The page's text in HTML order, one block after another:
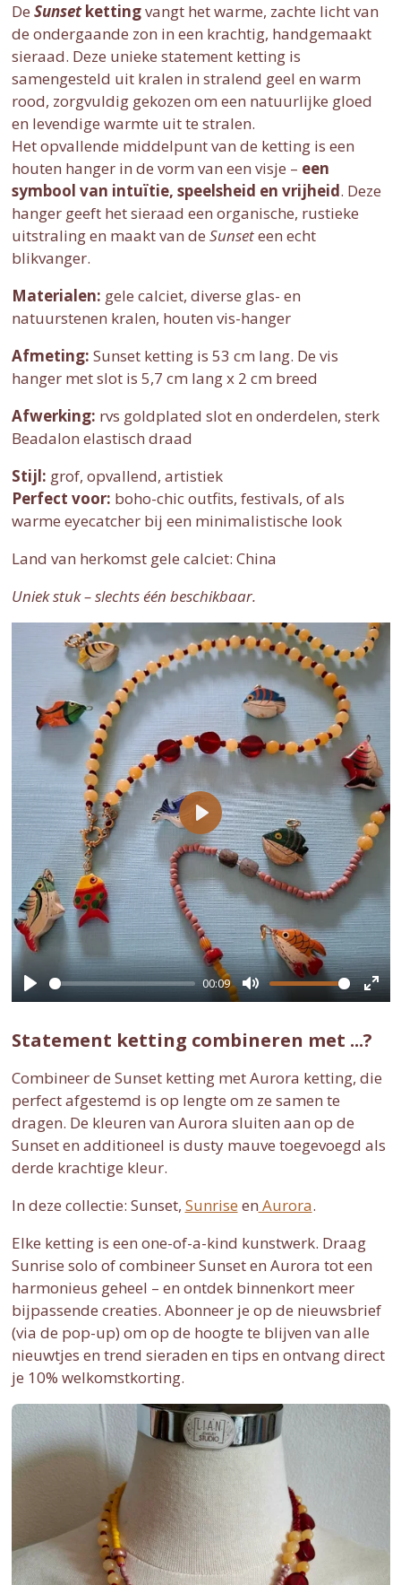
De Sunsetkettingvangt het warme, zachte licht van
de ondergaande zon in een krachtig, handgemaakt
sieraad. Deze unieke statement ketting is
samengesteld uit kralen in stralend geel en warm
rood, zorgvuldig gekozen om een natuurlijke gloed
en levendige warmte uit te stralen.
Het opvallende middelpunt van de ketting is een
houten hanger in de vorm van een visje – een
symbool van intuïtie, speelsheid en vrijheid. Deze
hanger geeft het sieraad een organische, rustieke
uitstraling en maakt van de Sunseteen echt
blikvanger.
Materialen: gele calciet, diverse glas- en
natuurstenen kralen, houten vis-hanger
Afmeting: Sunset ketting is 53 cm lang. De vis
hanger met slot is 5,7 cm lang x 2 cm breed
Afwerking: rvs goldplated slot en onderdelen, sterk
Beadalon elastisch draad
Stijl: grof, opvallend, artistiek
Perfect voor: boho-chic outfits, festivals, of als
warme eyecatcher bij een minimalistische look
Land van herkomst gele calciet: China
Uniek stuk – slechts één beschikbaar.
P
a
y
00:09
M
t
e
E
e
u
e
n
P
l
a
y
Statement ketting combineren met ...?
Combineer de Sunset ketting met Aurora ketting, die
perfect afgestemd is op lengte om ze samen te
dragen. De kleuren van Aurora sluiten aan op de
Sunset en additioneel is dusty mauve toegevoegd als
derde krachtige kleur.
In deze collectie: Sunset, Sunrise en Aurora.
Elke ketting is een one-of-a-kind kunstwerk. Draag
Sunrise solo of combineer Sunset en Aurora tot een
harmonieus geheel – en ontdek binnenkort meer
bijpassende creaties. Abonneer je op de nieuwsbrief
(via de pop-up) om op de hoogte te blijven van alle
nieuwtjes en trend sieraden en tips en ontvang direct
je 10% welkomstkorting.